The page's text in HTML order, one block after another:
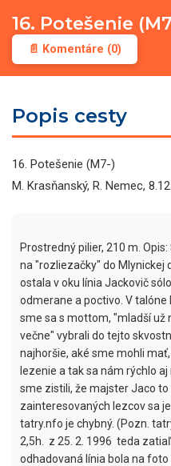
16. Potešenie
📄 Komentáre (0)
Popis cesty
16. Potešenie (M7-)
M. Krasňanský, R. Nemec,
Prostredný pilier, 210 m.
na "rozliezačky" do Mlynickej
ostala v oku línia Jackovič
odmerane a poctivo. V talóne
sme sa s mottom, "mladší už
večne" vybrali do tejto
najhoršie, aké sme mohli
lezenie a tak sa nám rýchlo
sme zistili, že majster Jaco
zainteresovaných lezcov sa
tatry.nfo je chybný. (Pozn.
2,5h.  z 25. 2. 1996  teda
odhadovaná línia bola na